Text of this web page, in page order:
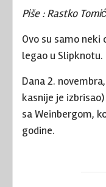
Piše : Rastko Tomić
Ovo su samo neki
legao u Slipknotu.
Dana 2.
kasnije je
sa Weinbergom,
godine.